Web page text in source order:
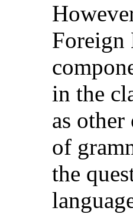
Foreign
in the
as
of
the